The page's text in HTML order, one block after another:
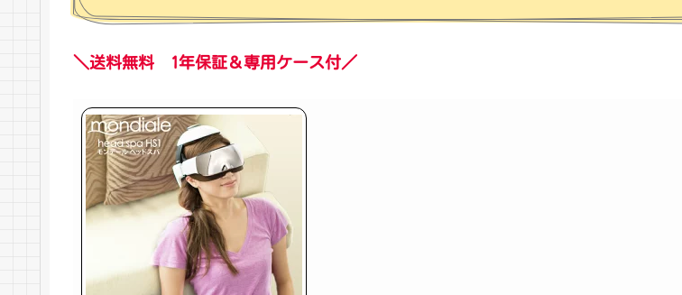
＼送料無料 1年保証＆専用ケース付 ／